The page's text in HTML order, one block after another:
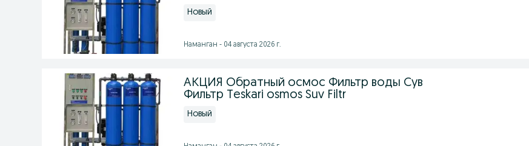
Новый
Наманган - 04 августа 2026 г.
АКЦИЯ Обратный осмос Фильтр воды Сув
Фильтр Teskari osmos Suv Filtr
Новый